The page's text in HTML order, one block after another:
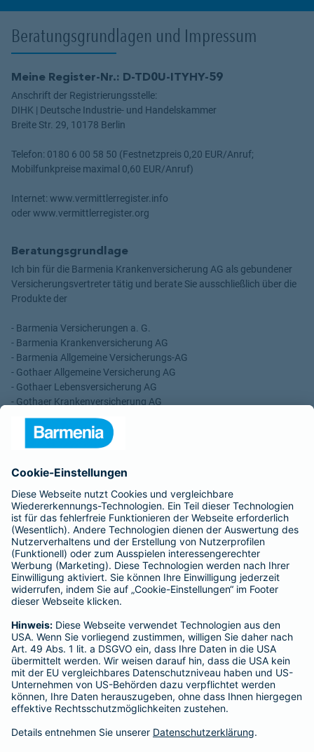
Beratungsgrundlagen und Impressum
Meine Register-Nr.: D-TD0U-ITYHY-59
Anschrift der Registrierungsstelle:
DIHK | Deutsche Industrie- und Handelskammer
Breite Str. 29, 10178 Berlin
Telefon: 0180 6 00 58 50 (Festnetzpreis 0,20 EUR/Anruf;
Mobilfunkpreise maximal 0,60 EUR/Anruf)
Internet: www.vermittlerregister.info
oder www.vermittlerregister.org
Beratungsgrundlage
Ich bin für die Barmenia Krankenversicherung AG als gebundener
Versicherungsvertreter tätig und berate Sie ausschließlich über die
Produkte der
- Barmenia Versicherungen a. G.
- Barmenia Krankenversicherung AG
- Barmenia Allgemeine Versicherungs-AG
- Gothaer Allgemeine Versicherung AG
- Gothaer Lebensversicherung AG
- Gothaer Krankenversicherung AG
- ROLAND Rechtsschutz-Versicherungs-AG
- ROLAND Schutzbrief-Versicherung AG
Vergütungen, die in der zu entrichtenden Versicherungsprämie
enthalten sind.
Schlichtungsstellen
Für Lebens- und Sachversicherungen:
Verein Versicherungsombudsmann eV,
Postfach 080632, 10006 Berlin
Für private Krankenversicherungen:
Ombudsmann für private Kranken- / Pflege-Versicherungen,
Postfach 060222, 10052 Berlin
Impressum
Barmenia Versicherung - Rudolf Asselborn
Am Ehlenberg 8
Tel. 0176 34630809